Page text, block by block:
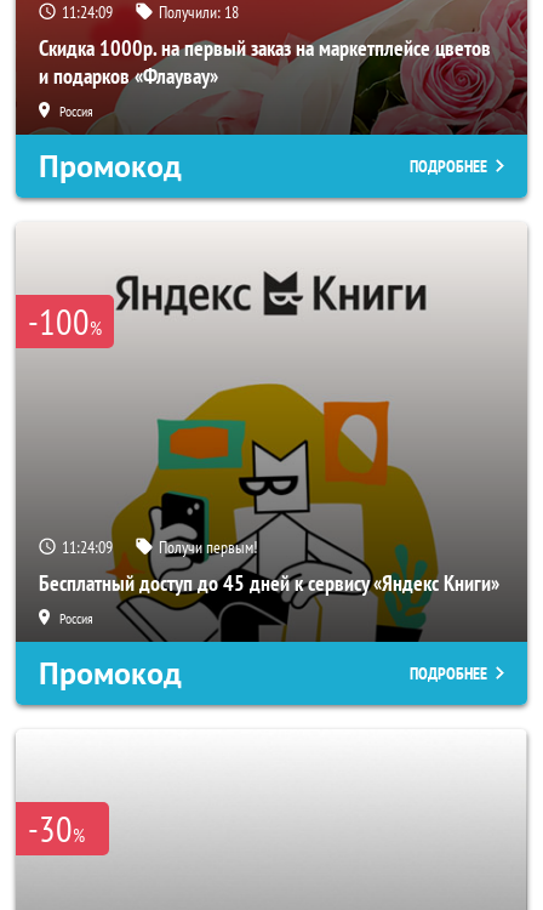
11:24:06 Получили: 18
Скидка 1000р. на первый заказ на маркетплейсе цветов
и подарков «Флаувау»
Россия
Промокод ПОДРОБНЕЕ
-100%
11:24:06 Получи первым!
Бесплатный доступ до 45 дней к сервису «Яндекс Книги»
Россия
Промокод ПОДРОБНЕЕ
-30%